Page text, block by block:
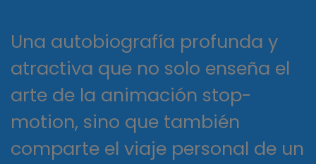
Una autobiografía profunda y
atractiva que no solo enseña el
arte de la animación stop-
motion, sino que también
comparte el viaje personal de un